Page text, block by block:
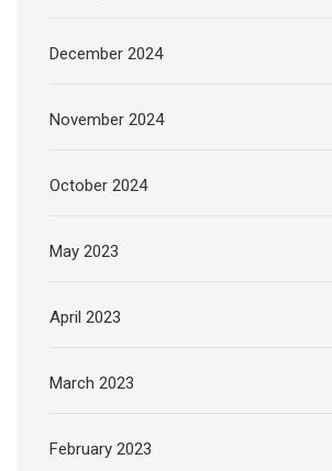
December 2024
November 2024
October 2024
May 2023
April 2023
March 2023
February 2023